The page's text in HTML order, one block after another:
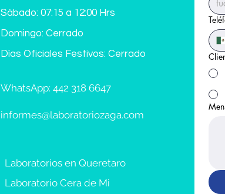
NO SE
toma de
contar con ella
Sábado: 07:15 a 12:00 Hrs
Domingo: Cerrado
Días Oficiales Festivos: Cerrado
WhatsApp: 442 318 6647
informes@laboratoriozaga.com
Laboratorios en Queretaro
Laboratorio Cera de Mi